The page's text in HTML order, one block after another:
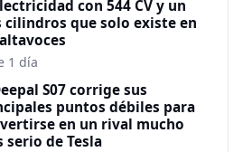
con 544 CV y un
cilindros que solo existe en
1 día
S07 corrige sus
puntos débiles para
en un rival mucho
serio de Tesla